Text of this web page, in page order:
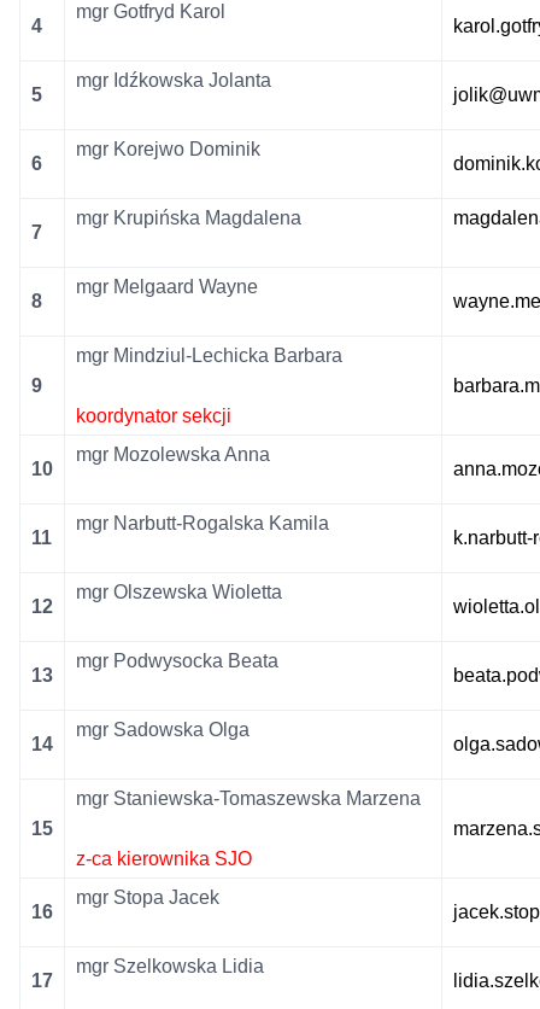
4
mgr Gotfryd Karol
5
mgr Idźkowska Jolanta
6
mgr Korejwo Dominik
7
mgr Krupińska Magdalena
8
mgr Melgaard Wayne
9
mgr Mindziul-Lechicka Barbara
koordynator sekcji
10
mgr Mozolewska Anna
11
mgr Narbutt-Rogalska Kamila
12
mgr Olszewska Wioletta
13
mgr Podwysocka Beata
14
mgr Sadowska Olga
15
mgr Staniewska-Tomaszewska Marzena
z-ca kierownika SJO
16
mgr Stopa Jacek
17
mgr Szelkowska Lidia